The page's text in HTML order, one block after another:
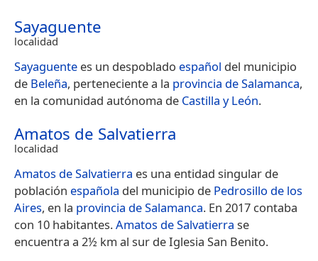
Sayaguente
localidad
Sayaguente es un despoblado español del municipio
de Beleña, perteneciente a la provincia de Salamanca,
en la comunidad autónoma de Castilla y León.
Amatos de Salvatierra
localidad
Amatos de Salvatierra es una entidad singular de
población española del municipio de Pedrosillo de los
Aires, en la provincia de Salamanca. En 2017 contaba
con 10 habitantes.Amatos de Salvatierra se
encuentra a 2½ km al sur de Iglesia San Benito.